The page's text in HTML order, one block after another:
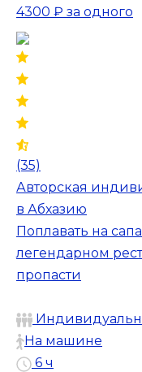
4300 ₽ за одного
(35)
Авторская
в Абхазию
Поплавать на
легендарном
пропасти
На машине
6 ч